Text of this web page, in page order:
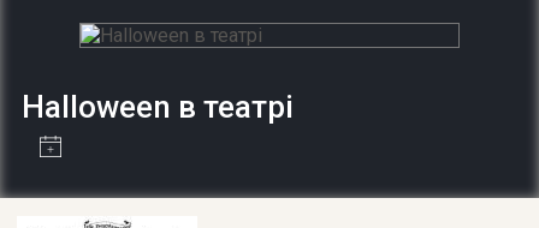
ПУБЛІКАЦІЇ
Halloween в театрі